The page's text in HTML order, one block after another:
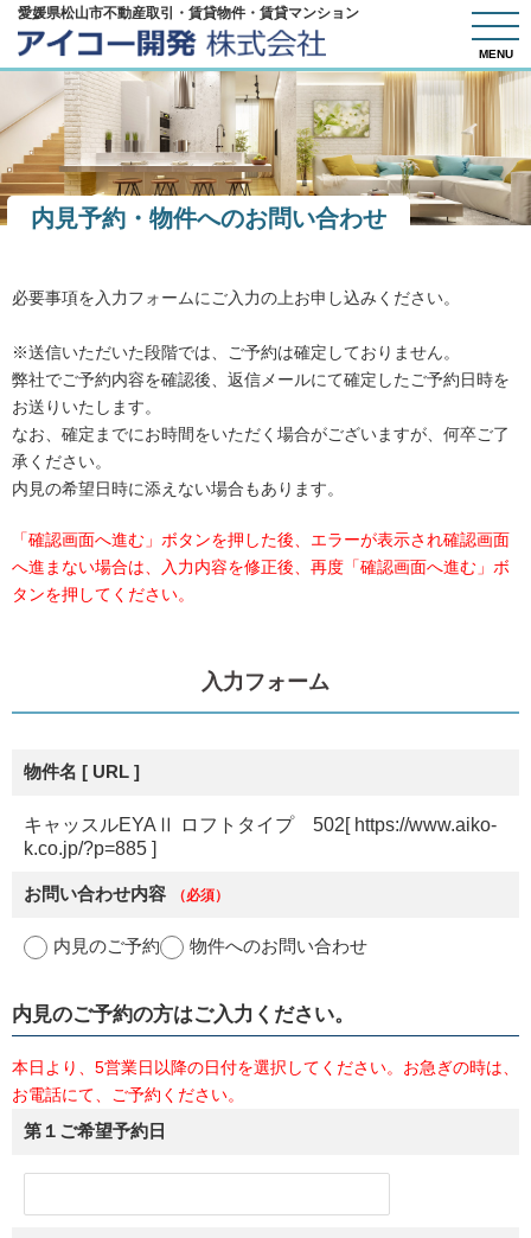
MENU
愛媛県松山市不動産取引・賃貸物件・賃貸マンション
内見予約・物件へのお問い合わせ
必要事項を入力フォームにご入力の上お申し込みください。
※送信いただいた段階では、ご予約は確定しておりません。
弊社でご予約内容を確認後、返信メールにて確定したご予約日時を
お送りいたします。
なお、確定までにお時間をいただく場合がございますが、何卒ご了
承ください。
内見の希望日時に添えない場合もあります。
「確認画面へ進む」ボタンを押した後、エラーが表示され確認画面
へ進まない場合は、入力内容を修正後、再度「確認画面へ進む」ボ
タンを押してください。
入力フォーム
物件名 [ URL ]
キャッスルEYAⅡ ロフトタイプ 502[ https://www.aiko-
k.co.jp/?p=885 ]
お問い合わせ内容 （必須）
内見のご予約 物件へのお問い合わせ
内見のご予約の方はご入力ください。
本日より、5営業日以降の日付を選択してください。お急ぎの時は、
お電話にて、ご予約ください。
第１ご希望予約日